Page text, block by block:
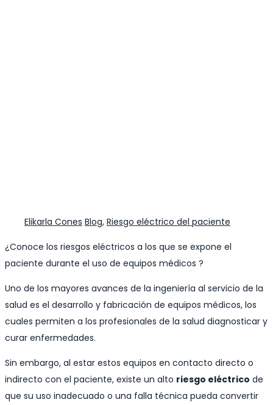
Elikarla Cones Blog, Riesgo eléctrico del paciente
¿Conoce los riesgos eléctricos a los que se expone el
paciente durante el uso de equipos médicos ?
Uno de los mayores avances de la ingeniería al servicio de la
salud es el desarrollo y fabricación de equipos médicos, los
cuales permiten a los profesionales de la salud diagnosticar y
curar enfermedades.
Sin embargo, al estar estos equipos en contacto directo o
indirecto con el paciente, existe un alto riesgo eléctrico de
que su uso inadecuado o una falla técnica pueda convertir